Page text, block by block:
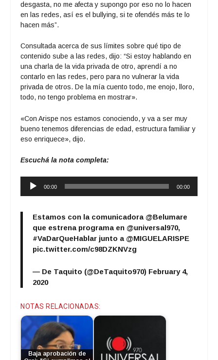
desgasta, no me afecta y supongo por eso no lo hacen
en las redes, así es el bullying, si te ofendés más te lo
hacen más”.
Consultada acerca de sus límites sobre qué tipo de
contenido sube a las redes, dijo: “Si estoy hablando en
una charla de la vida privada de otro, aprendí a no
contarlo en las redes, pero para no vulnerar la vida
privada de otros. De la mía cuento todo, me enojo, lloro,
todo, no tengo problema en mostrar».
«Con Arispe nos estamos conociendo, y va a ser muy
bueno tenemos diferencias de edad, estructura familiar y
eso enriquece», dijo.
Escuchá la nota completa:
Reproductor
00:00 00:00
Estamos con la comunicadora @Belumare
que estrena programa en @universal970,
#VaDarQueHablar junto a @MIGUELARISPE
pic.twitter.com/c98DZKNVzg
— De Taquito (@DeTaquito970) February 4,
2020
NOTAS RELACIONADAS:
Baja aprobación de